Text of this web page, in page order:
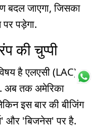
बदल जाएगा, जिसका
पड़ेगा.
की चुप्पी
है एलएसी (LAC)
अब तक अमेरिका
इस बार की बीजिंग
और 'बिजनेस' पर है.